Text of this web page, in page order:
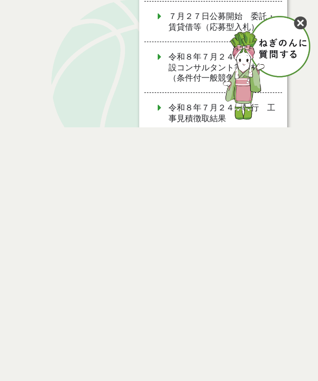
７月２７日公募開始 委託・
賃貸借等（応募型入札）
令和８年７月２４日執行 建
設コンサルタント等入札結果
（条件付一般競争入札）
令和８年７月２４日執行 工
事見積徴取結果